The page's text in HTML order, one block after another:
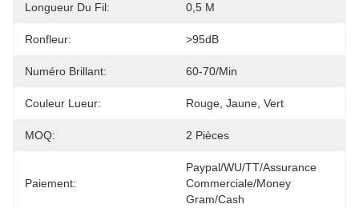
Longueur Du Fil: 0,5 M
Ronfleur: >95dB
Numéro Brillant: 60-70/min
Couleur Lueur: Rouge, Jaune, Vert
MOQ: 2 Pièces
Paiement:
Paypal/WU/TT/Assurance
Commerciale/Money
Gram/Cash